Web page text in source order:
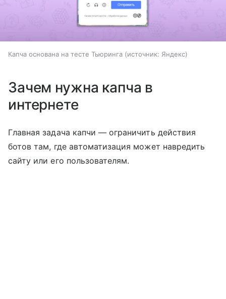
Капча основана на тесте Тьюринга источник: Яндекс
Зачем нужна капча в
интернете
Главная задача капчи — ограничить действия
ботов там, где автоматизация может навредить
сайту или его пользователям.